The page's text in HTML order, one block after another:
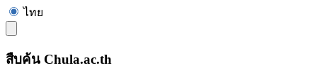
ไทย
สืบค้น Chula.ac.th